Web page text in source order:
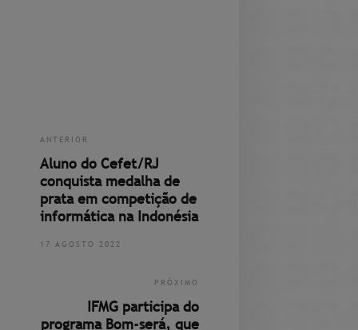
ANTERIOR
Aluno do Cefet/RJ
conquista medalha de
prata em competição de
informática na Indonésia
17 AGOSTO 2022
PRÓXIMO
IFMG participa do
programa Bom-será, que